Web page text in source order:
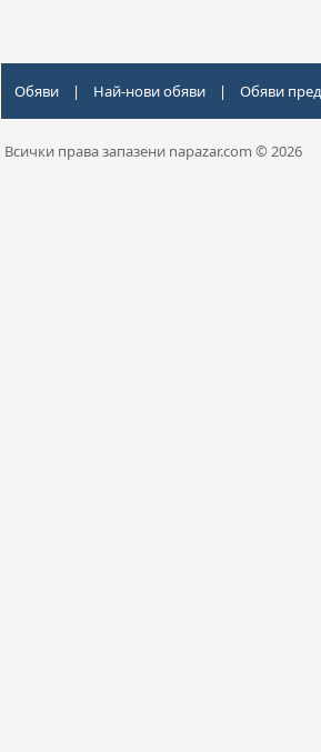
Обяви | Най-нови обяви | Обяви
Всички права запазени napazar.com © 2026